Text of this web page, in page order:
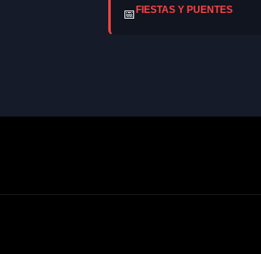
📅FIESTAS Y PUENTES